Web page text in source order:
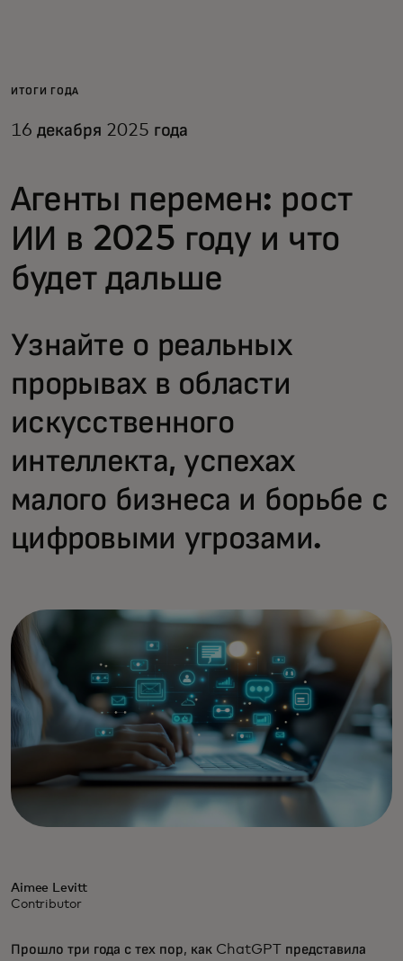
Для бизнеса
Для новаторов
Новости и тренды
ИТОГИ ГОДА
16 декабря 2025 года
Агенты перемен: рост
ИИ в 2025 году и что
будет дальше
Узнайте о реальных
прорывах в области
искусственного
интеллекта, успехах
малого бизнеса и борьбе с
цифровыми угрозами.
Aimee Levitt
Contributor
Прошло три года с тех пор, как ChatGPT представила